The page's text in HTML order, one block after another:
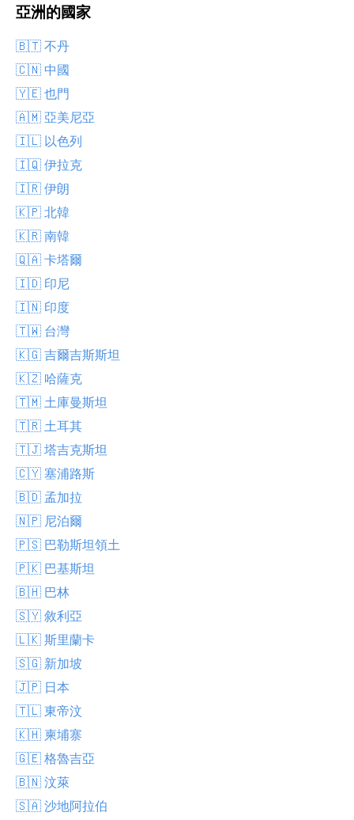
亞洲的國家
🇧🇹 不丹
🇨🇳 中國
🇾🇪 也門
🇦🇲 亞美尼亞
🇮🇱 以色列
🇮🇶 伊拉克
🇮🇷 伊朗
🇰🇵 北韓
🇰🇷 南韓
🇶🇦 卡塔爾
🇮🇩 印尼
🇮🇳 印度
🇹🇼 台灣
🇰🇬 吉爾吉斯斯坦
🇰🇿 哈薩克
🇹🇲 土庫曼斯坦
🇹🇷 土耳其
🇹🇯 塔吉克斯坦
🇨🇾 塞浦路斯
🇧🇩 孟加拉
🇳🇵 尼泊爾
🇵🇸 巴勒斯坦領土
🇵🇰 巴基斯坦
🇧🇭 巴林
🇸🇾 敘利亞
🇱🇰 斯里蘭卡
🇸🇬 新加坡
🇯🇵 日本
🇹🇱 東帝汶
🇰🇭 柬埔寨
🇬🇪 格魯吉亞
🇧🇳 汶萊
🇸🇦 沙地阿拉伯